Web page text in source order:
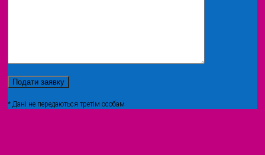
* Дані не передаються третім особам